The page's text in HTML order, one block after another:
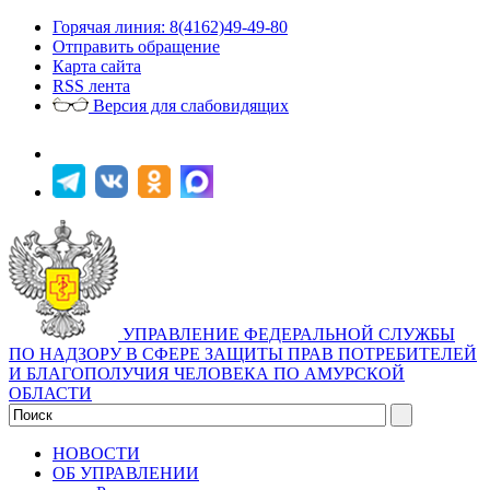
Горячая линия: 8(4162)49-49-80
Отправить обращение
Карта сайта
RSS лента
Версия для слабовидящих
УПРАВЛЕНИЕ ФЕДЕРАЛЬНОЙ СЛУЖБЫ
ПО НАДЗОРУ В СФЕРЕ ЗАЩИТЫ ПРАВ ПОТРЕБИТЕЛЕЙ
И БЛАГОПОЛУЧИЯ ЧЕЛОВЕКА ПО АМУРСКОЙ
ОБЛАСТИ
НОВОСТИ
ОБ УПРАВЛЕНИИ